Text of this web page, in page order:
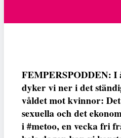
FEMPERSPODDEN: I
dyker vi ner i det
våldet mot kvinnor:
sexuella och det
i #metoo, en vecka fri